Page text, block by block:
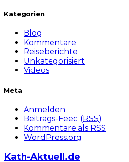
Kategorien
Blog
Kommentare
Reiseberichte
Unkategorisiert
Videos
Meta
Anmelden
Beitrags-Feed (RSS)
Kommentare als RSS
WordPress.org
Kath-Aktuell.de